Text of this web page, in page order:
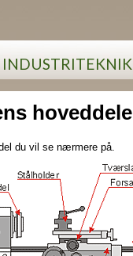
INDUSTRITEKNIK
hoveddele
du vil se nærmere på.